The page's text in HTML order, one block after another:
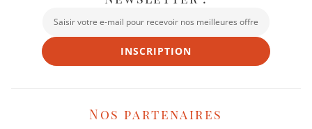
INSCRIPTION
Nos partenaires